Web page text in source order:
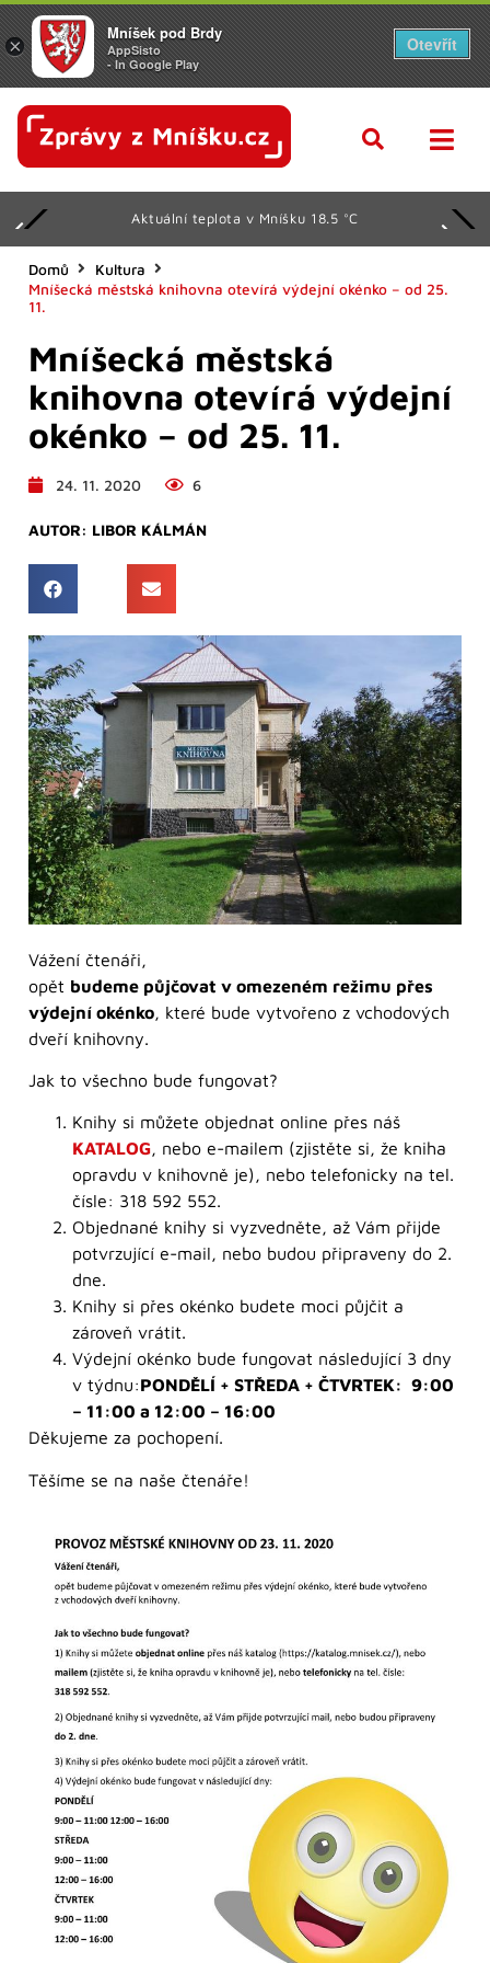
Aktuální teplota v Mníšku 18.5 °C
Domů
Kultura
Mníšecká městská knihovna otevírá výdejní okénko – od 25.
11.
Mníšecká městská
knihovna otevírá výdejní
okénko – od 25. 11.
24. 11. 2020 6
AUTOR: LIBOR KÁLMÁN
Vážení čtenáři,
opět budeme půjčovat v omezeném režimu přes
výdejní okénko, které bude vytvořeno z vchodových
dveří knihovny.
Jak to všechno bude fungovat?
Knihy si můžete objednat online přes náš
KATALOG, nebo e-mailem (zjistěte si, že kniha
opravdu v knihovně je), nebo telefonicky na tel.
čísle: 318 592 552.
Objednané knihy si vyzvedněte, až Vám přijde
potvrzující e-mail, nebo budou připraveny do 2.
dne.
Knihy si přes okénko budete moci půjčit a
zároveň vrátit.
Výdejní okénko bude fungovat následující 3 dny
v týdnu:PONDĚLÍ + STŘEDA + ČTVRTEK: 9:00
– 11:00 a 12:00 – 16:00
Děkujeme za pochopení.
Těšíme se na naše čtenáře!
×
Mníšek pod Brdy
AppSisto
- In Google Play
Otevřít